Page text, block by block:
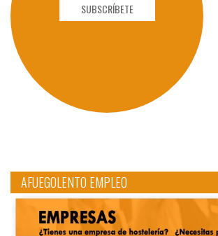
SUBSCRÍBETE
AFUEGOLENTO EMPLEO